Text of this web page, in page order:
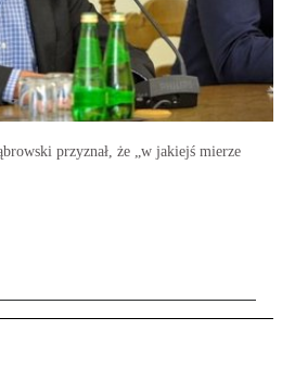
przyznał, że „w jakiejś mierze